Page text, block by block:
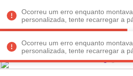
Ocorreu um erro enquanto
personalizada, tente recarregar a
Ocorreu um erro enquanto
personalizada, tente recarregar a
Faltam
Veja produtos perto de você!